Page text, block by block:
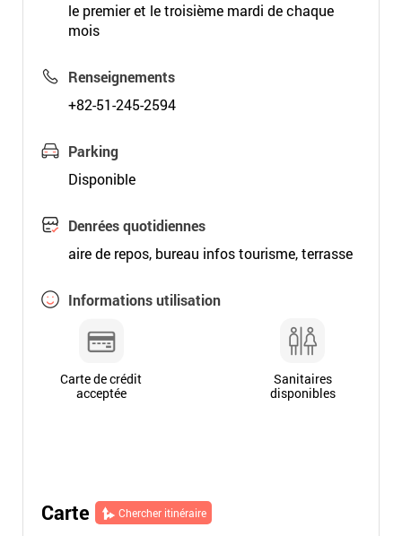
le premier et le troisième mardi de chaque
mois
Renseignements
+82-51-245-2594
Parking
Disponible
Denrées quotidiennes
aire de repos, bureau infos tourisme, terrasse
Informations utilisation
Carte de crédit
acceptée
Sanitaires
disponibles
Carte Chercher itinéraire